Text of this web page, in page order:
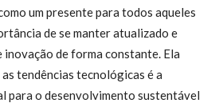
um presente para todos aqueles
de se manter atualizado e
inovação de forma constante. Ela
tendências tecnológicas é a
para o desenvolvimento sustentável